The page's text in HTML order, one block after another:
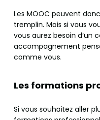
Les MOOC peuvent
tremplin. Mais si vous
vous aurez besoin d’un
accompagnement
comme vous.
Les formations
Si vous souhaitez aller